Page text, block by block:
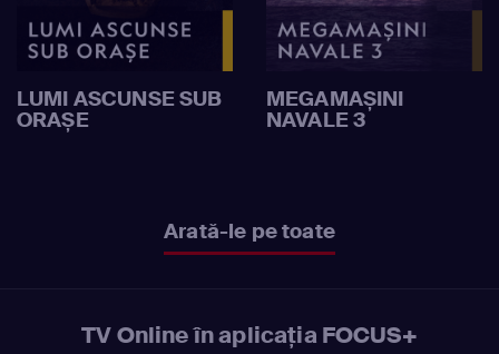
LUMI ASCUNSE SUB
ORAȘE
MEGAMAȘINI
NAVALE 3
Arată-le pe toate
TV Online în aplicația FOCUS+